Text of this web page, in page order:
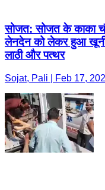
सोजत: सोजत के काका
लेनदेन को लेकर हुआ खूनी
लाठी और पत्थर
Sojat, Pali | Feb 17,